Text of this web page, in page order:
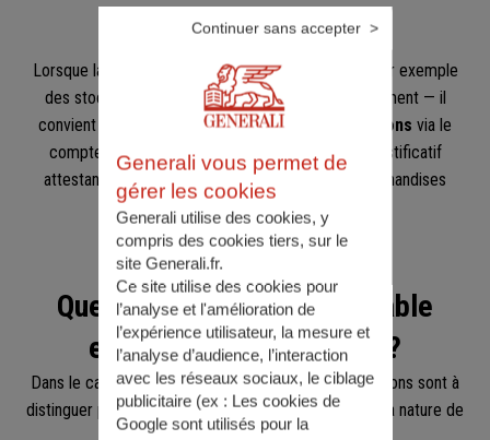
Lorsque la perte de valeur est plus structurelle — par exemple
des stocks dont le
prix de marché chute durablement — il
convient de passer des dotations aux dépréciations via le
compte 397. Ce traitement exige un document justificatif
attestant la destruction ou l'invendabilité des marchandises
concernées.
Quelle manipulation comptable
effectuer concrètement ?
Dans le cas de montants importants, plusieurs situations sont à
distinguer pour passer des écritures, en fonction de la nature de
Generali vous permet de
gérer les cookies
Generali utilise des cookies, y
compris des cookies tiers, sur le
site Generali.fr.
Ce site utilise des cookies pour
l’analyse et l'amélioration de
l’expérience utilisateur, la mesure et
l’analyse d’audience, l’interaction
avec les réseaux sociaux, le ciblage
publicitaire (ex : Les cookies de
Google sont utilisés pour la
Continuer sans accepter